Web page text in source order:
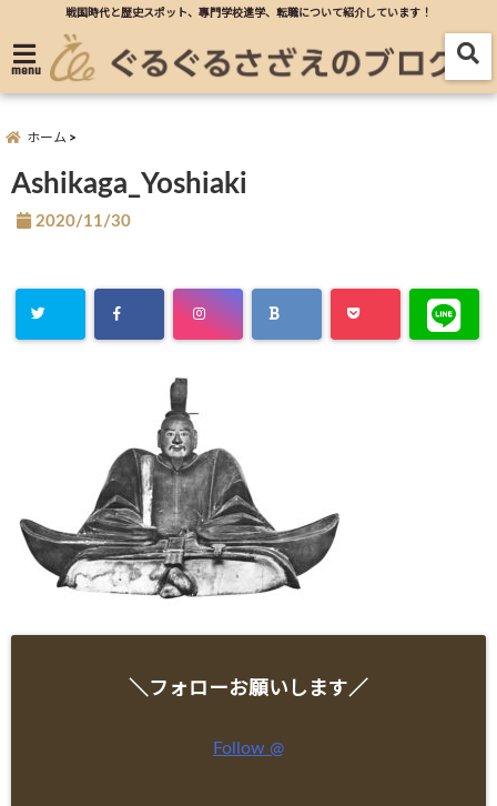
戦国時代と歴史スポット、專門学校進学、転職について紹介しています！
menu
ホーム
Ashikaga_Yoshiaki
2020/11/30
＼フォローお願いします／
Follow @